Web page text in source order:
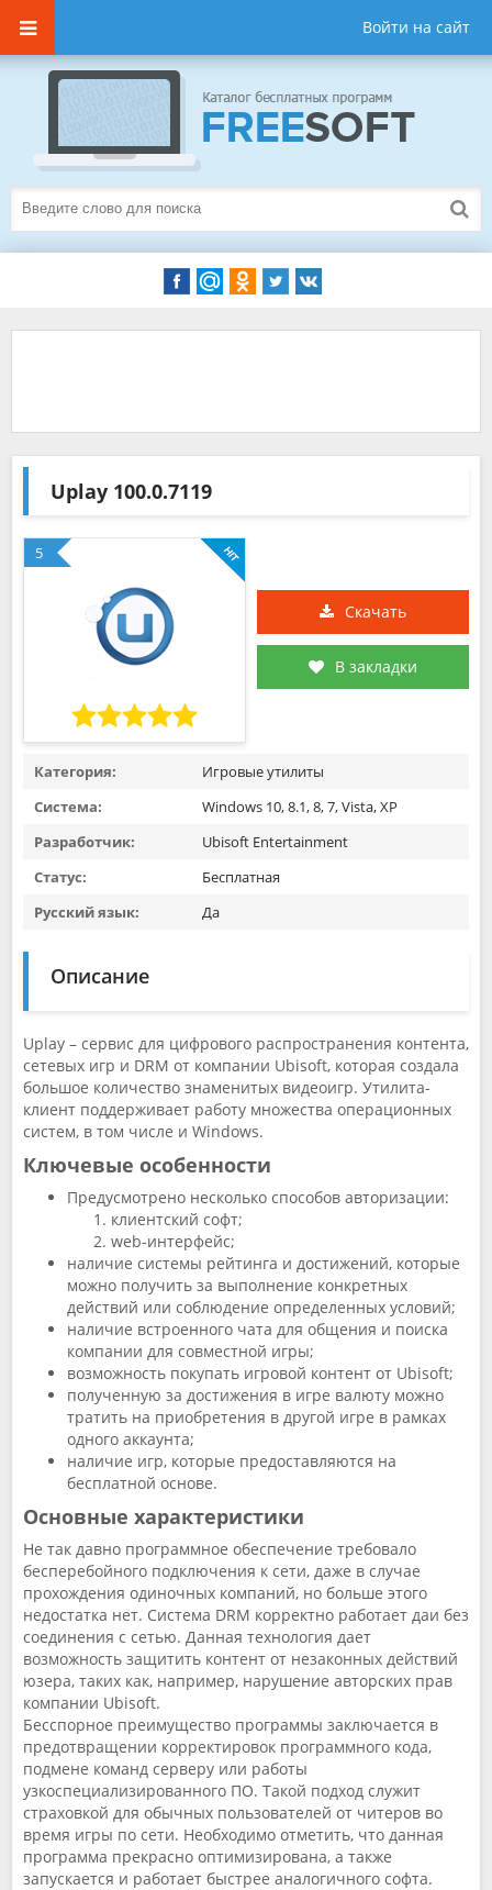
Войти на сайт
Uplay 100.0.7119
5
Скачать
В закладки
Категория:
Игровые утилиты
Система:
Windows 10, 8.1, 8, 7, Vista, XP
Разработчик:
Ubisoft Entertainment
Статус:
Бесплатная
Русский язык:
Да
Описание
Uplay – сервис для цифрового распространения контента,
сетевых игр и DRM от компании Ubisoft, которая создала
большое количество знаменитых видеоигр. Утилита-
клиент поддерживает работу множества операционных
систем, в том числе и Windows.
Ключевые особенности
Предусмотрено несколько способов авторизации:
клиентский софт;
web-интерфейс;
наличие системы рейтинга и достижений, которые
можно получить за выполнение конкретных
действий или соблюдение определенных условий;
наличие встроенного чата для общения и поиска
компании для совместной игры;
возможность покупать игровой контент от Ubisoft;
полученную за достижения в игре валюту можно
тратить на приобретения в другой игре в рамках
одного аккаунта;
наличие игр, которые предоставляются на
бесплатной основе.
Основные характеристики
Не так давно программное обеспечение требовало
бесперебойного подключения к сети, даже в случае
прохождения одиночных компаний, но больше этого
недостатка нет. Система DRM корректно работает даи без
соединения с сетью. Данная технология дает
возможность защитить контент от незаконных действий
юзера, таких как, например, нарушение авторских прав
компании Ubisoft.
Бесспорное преимущество программы заключается в
предотвращении корректировок программного кода,
подмене команд серверу или работы
узкоспециализированного ПО. Такой подход служит
страховкой для обычных пользователей от читеров во
время игры по сети. Необходимо отметить, что данная
программа прекрасно оптимизирована, а также
запускается и работает быстрее аналогичного софта.